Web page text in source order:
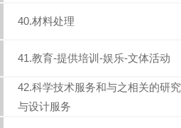
40.材料处理
41.教育-提供培训-娱乐-文体活动
42.科学技术服务和与之相关的研究
与设计服务